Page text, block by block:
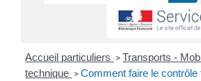
Accueil particuliers > Transports -
technique > Comment faire le